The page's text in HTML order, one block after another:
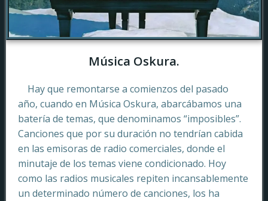
Música Oskura.
Hay que remontarse a comienzos del pasado
año, cuando en Música Oskura, abarcábamos una
batería de temas, que denominamos “imposibles”.
Canciones que por su duración no tendrían cabida
en las emisoras de radio comerciales, donde el
minutaje de los temas viene condicionado. Hoy
como las radios musicales repiten incansablemente
un determinado número de canciones, los ha